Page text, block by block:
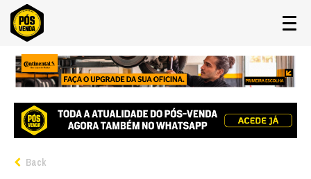
Back